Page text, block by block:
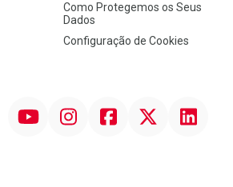
Como Protegemos os Seus
Dados
Configuração de Cookies
InstagramFacebookTwitter Linkedin